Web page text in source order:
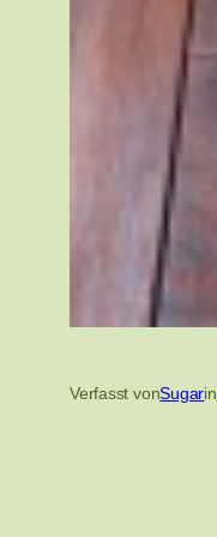
Verfasst vonSugarin